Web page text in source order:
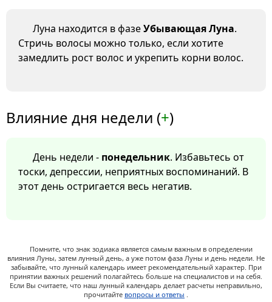
Луна находится в фазеУбывающая Луна.
Стричь волосы можно только, если хотите
замедлить рост волос и укрепить корни волос.
Влияние дня недели (+)
День недели - понедельник. Избавьтесь от
тоски, депрессии, неприятных воспоминаний. В
этот день остригается весь негатив.
Помните, что знак зодиака является самым важным в определении
влияния Луны, затем лунный день, а уже потом фаза Луны и день недели. Не
забывайте, что лунный календарь имеет рекомендательный характер. При
принятии важных решений полагайтесь больше на специалистов и на себя.
Если Вы считаете, что наш лунный календарь делает расчеты неправильно,
прочитайте вопросы и ответы .